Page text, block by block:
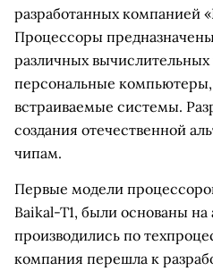
разработанных компанией
Процессоры
различных вычислительных
персональные
встраиваемые системы.
создания отечественной
чипам.
Первые модели
Baikal-T1, были основаны на
производились по
компания перешла к